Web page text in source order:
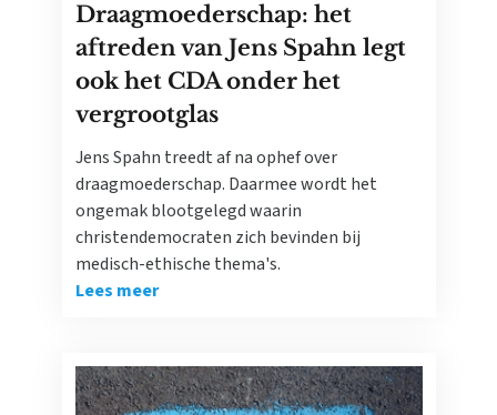
Draagmoederschap: het
aftreden van Jens Spahn legt
ook het CDA onder het
vergrootglas
Jens Spahn treedt af na ophef over
draagmoederschap. Daarmee wordt het
ongemak blootgelegd waarin
christendemocraten zich bevinden bij
medisch-ethische thema's.
Lees meer